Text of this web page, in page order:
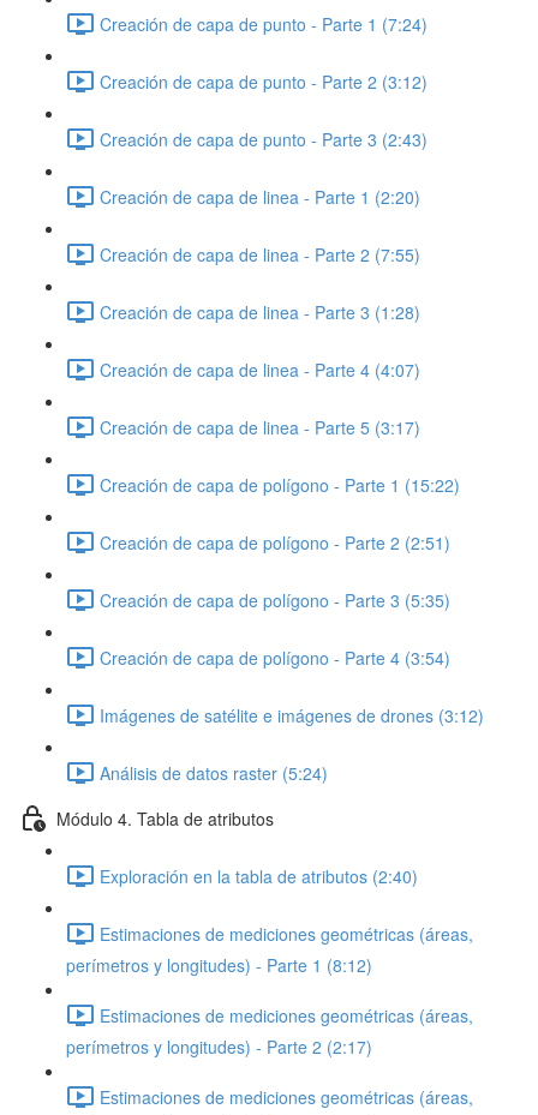
Creación de capa de punto - Parte 1 (7:24)
Creación de capa de punto - Parte 2 (3:12)
Creación de capa de punto - Parte 3 (2:43)
Creación de capa de linea - Parte 1 (2:20)
Creación de capa de linea - Parte 2 (7:55)
Creación de capa de linea - Parte 3 (1:28)
Creación de capa de linea - Parte 4 (4:07)
Creación de capa de linea - Parte 5 (3:17)
Creación de capa de polígono - Parte 1 (15:22)
Creación de capa de polígono - Parte 2 (2:51)
Creación de capa de polígono - Parte 3 (5:35)
Creación de capa de polígono - Parte 4 (3:54)
Imágenes de satélite e imágenes de drones (3:12)
Análisis de datos raster (5:24)
Módulo 4. Tabla de atributos
Exploración en la tabla de atributos (2:40)
Estimaciones de mediciones geométricas (áreas,
perímetros y longitudes) - Parte 1 (8:12)
Estimaciones de mediciones geométricas (áreas,
perímetros y longitudes) - Parte 2 (2:17)
Estimaciones de mediciones geométricas (áreas,